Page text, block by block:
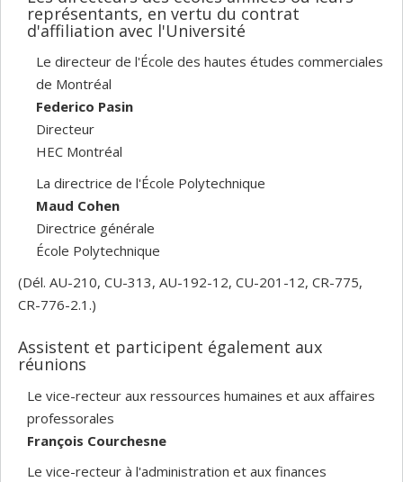
représentants, en vertu du contrat
d'affiliation avec l'Université
Le directeur de l'École des hautes études commerciales
de Montréal
Federico Pasin
Directeur
HEC Montréal
La directrice de l'École Polytechnique
Maud Cohen
Directrice générale
École Polytechnique
(Dél. AU-210, CU-313, AU-192-12, CU-201-12, CR-775,
CR-776-2.1.)
Assistent et participent également aux
réunions
Le vice-recteur aux ressources humaines et aux affaires
professorales
François Courchesne
Le vice-recteur à l'administration et aux finances